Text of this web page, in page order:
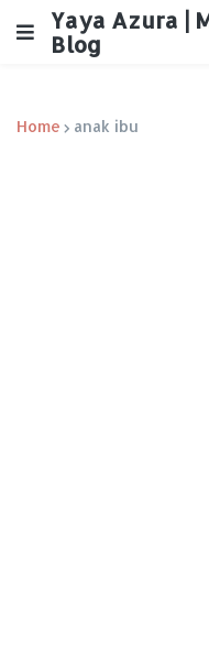
Yaya Azura |
Blog
Home anak ibu